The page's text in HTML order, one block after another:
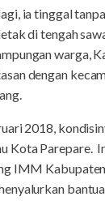
ia tinggal
di tengah
warga,
dengan
2018,
Kota Parepare.
IMM